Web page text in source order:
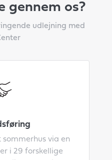
gennem os?
udlejning med
via en
i 29 forskellige